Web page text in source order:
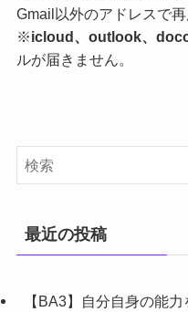
Gmail以外のアドレスで再
※icloud、outlook、
ルが届きません。
最近の投稿
【BA3】自分自身の能